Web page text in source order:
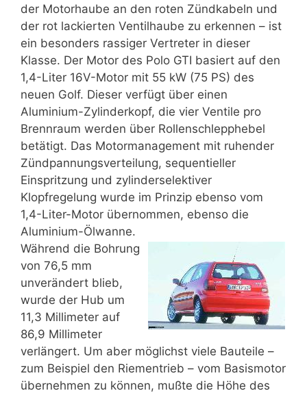
der Motorhaube an den roten Zündkabeln und
der rot lackierten Ventilhaube zu erkennen – ist
ein besonders rassiger Vertreter in dieser
Klasse. Der Motor des Polo GTI basiert auf den
1,4-Liter 16V-Motor mit 55 kW (75 PS) des
neuen Golf. Dieser verfügt über einen
Aluminium-Zylinderkopf, die vier Ventile pro
Brennraum werden über Rollenschlepphebel
betätigt. Das Motormanagement mit ruhender
Zündpannungsverteilung, sequentieller
Einspritzung und zylinderselektiver
Klopfregelung wurde im Prinzip ebenso vom
1,4-Liter-Motor übernommen, ebenso die
Aluminium-Ölwanne.
Während die Bohrung
von 76,5 mm
unverändert blieb,
wurde der Hub um
11,3 Millimeter auf
86,9 Millimeter
verlängert. Um aber möglichst viele Bauteile –
zum Beispiel den Riementrieb – vom Basismotor
übernehmen zu können, mußte die Höhe des